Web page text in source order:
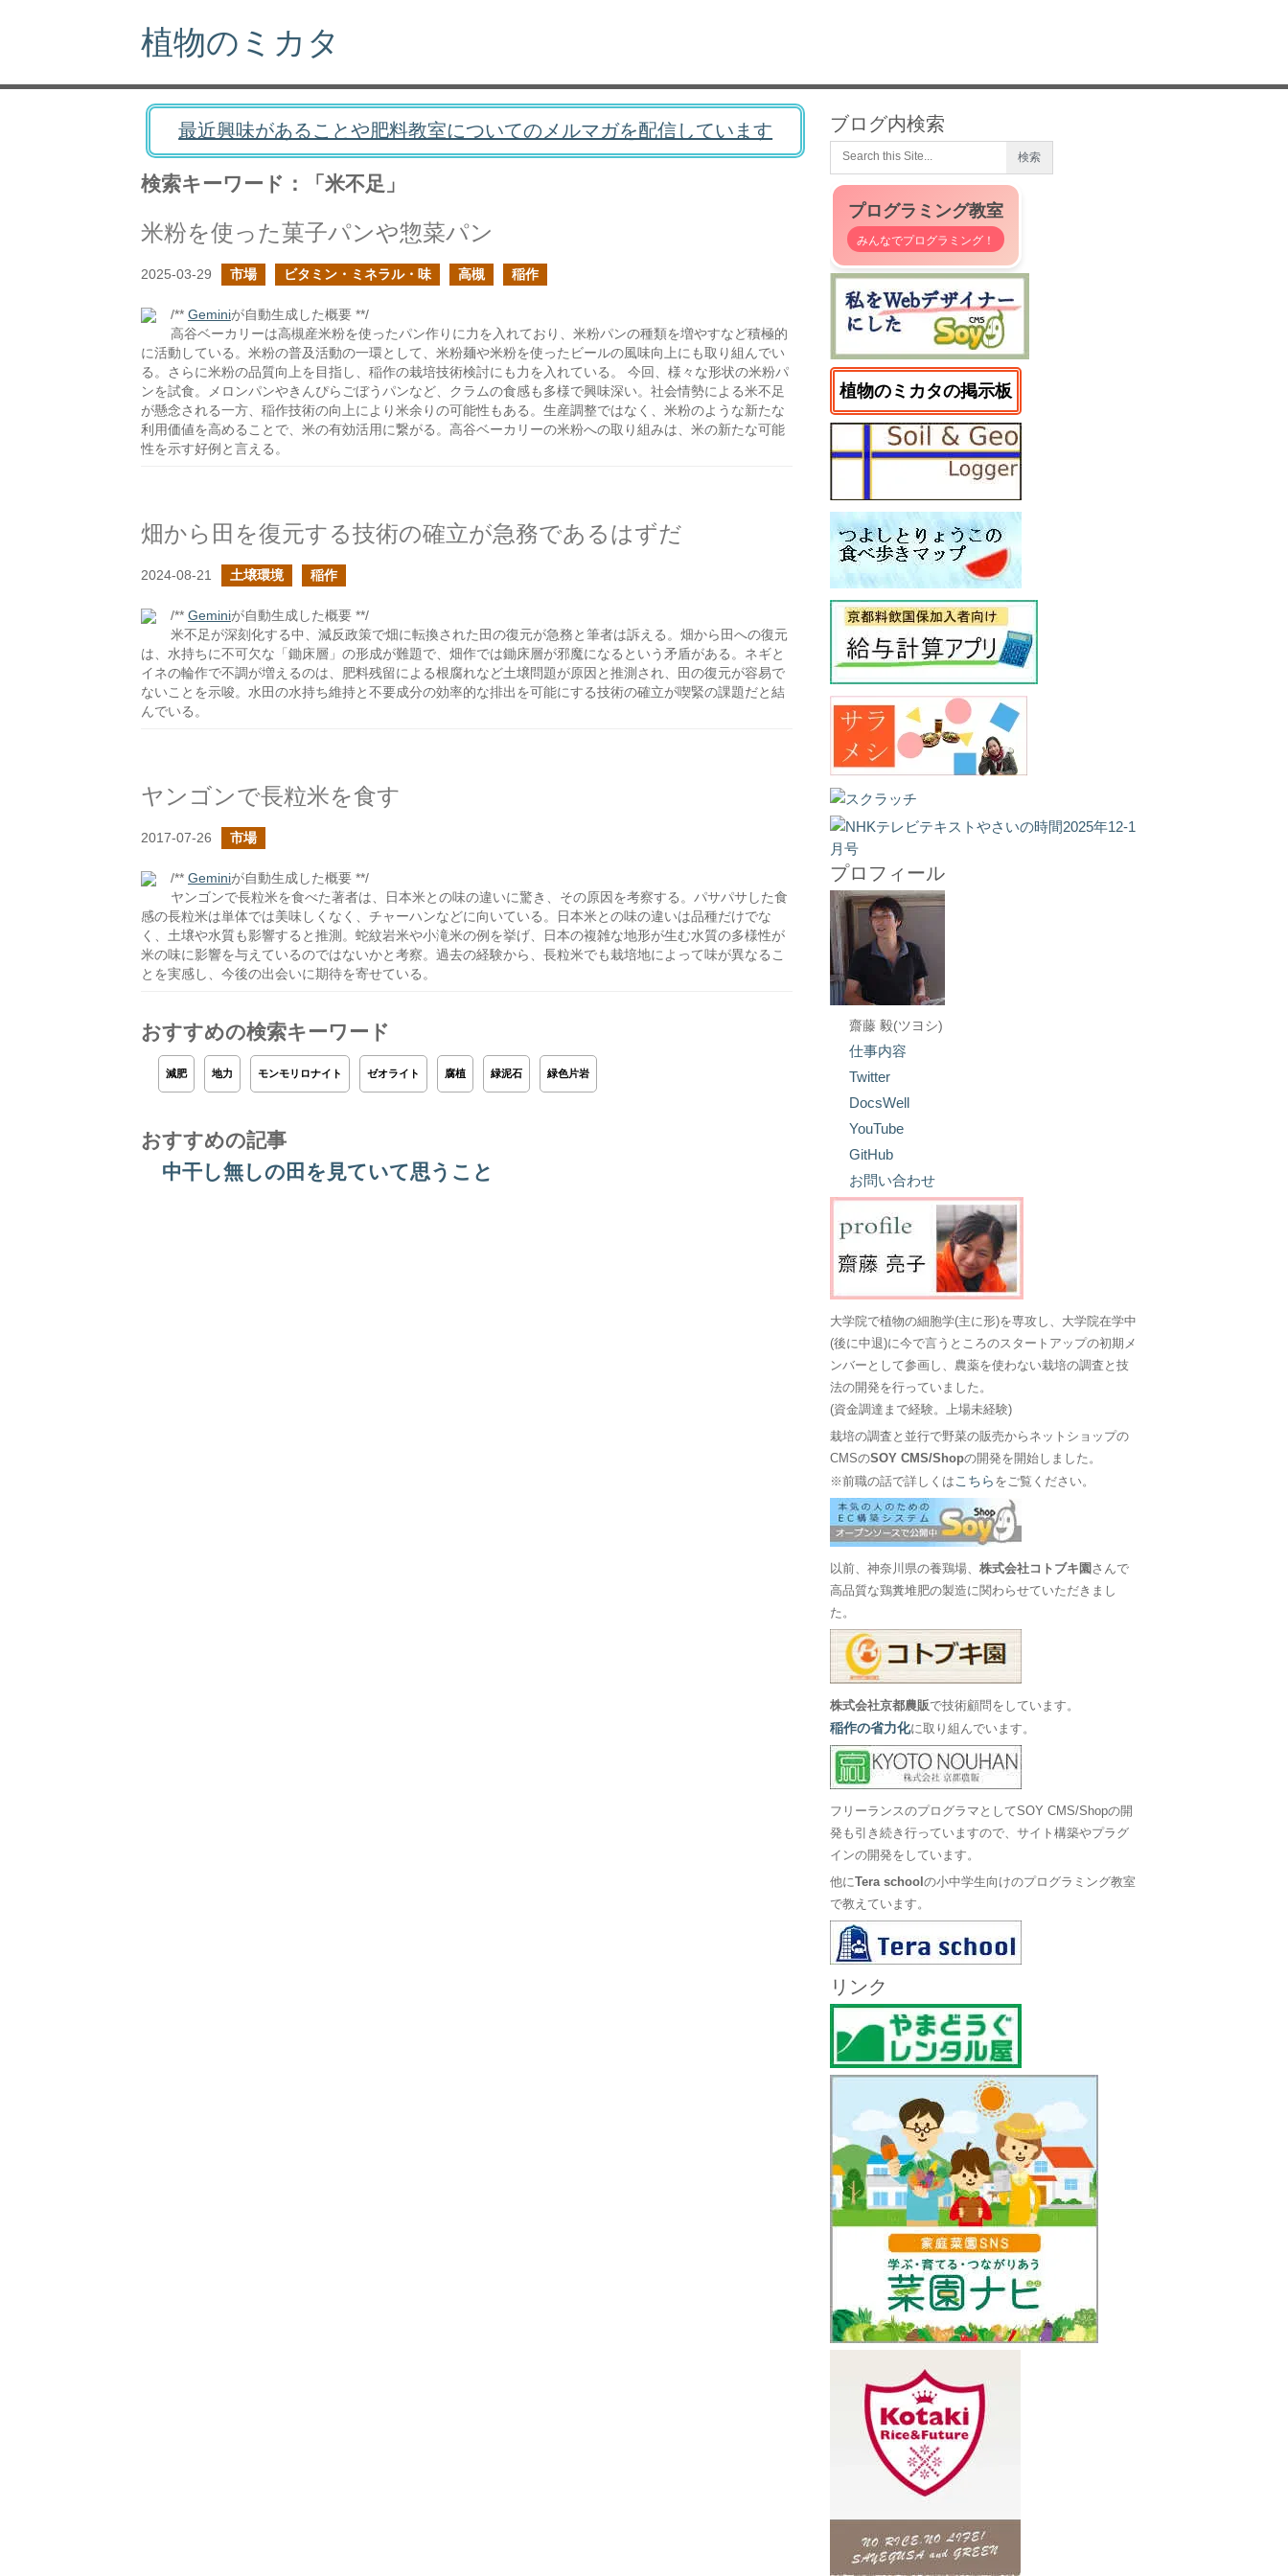
植物のミカタ
最近興味があることや肥料教室についてのメルマガを配信しています
検索キーワード：「米不足」
米粉を使った菓子パンや惣菜パン
2025-03-29 市場 ビタミン・ミネラル・味 高槻 稲作
/** Geminiが自動生成した概要 **/
高谷ベーカリーは高槻産米粉を使ったパン作りに力を入れており、米粉パンの種類を増やすなど積極的
に活動している。米粉の普及活動の一環として、米粉麺や米粉を使ったビールの風味向上にも取り組んでい
る。さらに米粉の品質向上を目指し、稲作の栽培技術検討にも力を入れている。 今回、様々な形状の米粉パ
ンを試食。メロンパンやきんぴらごぼうパンなど、クラムの食感も多様で興味深い。社会情勢による米不足
が懸念される一方、稲作技術の向上により米余りの可能性もある。生産調整ではなく、米粉のような新たな
利用価値を高めることで、米の有効活用に繋がる。高谷ベーカリーの米粉への取り組みは、米の新たな可能
性を示す好例と言える。
畑から田を復元する技術の確立が急務であるはずだ
2024-08-21 土壌環境 稲作
/** Geminiが自動生成した概要 **/
米不足が深刻化する中、減反政策で畑に転換された田の復元が急務と筆者は訴える。畑から田への復元
は、水持ちに不可欠な「鋤床層」の形成が難題で、畑作では鋤床層が邪魔になるという矛盾がある。ネギと
イネの輪作で不調が増えるのは、肥料残留による根腐れなど土壌問題が原因と推測され、田の復元が容易で
ないことを示唆。水田の水持ち維持と不要成分の効率的な排出を可能にする技術の確立が喫緊の課題だと結
んでいる。
ヤンゴンで長粒米を食す
2017-07-26 市場
/** Geminiが自動生成した概要 **/
ヤンゴンで長粒米を食べた著者は、日本米との味の違いに驚き、その原因を考察する。パサパサした食
感の長粒米は単体では美味しくなく、チャーハンなどに向いている。日本米との味の違いは品種だけでな
く、土壌や水質も影響すると推測。蛇紋岩米や小滝米の例を挙げ、日本の複雑な地形が生む水質の多様性が
米の味に影響を与えているのではないかと考察。過去の経験から、長粒米でも栽培地によって味が異なるこ
とを実感し、今後の出会いに期待を寄せている。
おすすめの検索キーワード
減肥 地力 モンモリロナイト ゼオライト 腐植 緑泥石 緑色片岩
おすすめの記事
中干し無しの田を見ていて思うこと
ブログ内検索
プログラミング教室
みんなでプログラミング！
植物のミカタの掲示板
プロフィール
齋藤 毅(ツヨシ)
仕事内容
Twitter
DocsWell
YouTube
GitHub
お問い合わせ
大学院で植物の細胞学(主に形)を専攻し、大学院在学中
(後に中退)に今で言うところのスタートアップの初期メ
ンバーとして参画し、農薬を使わない栽培の調査と技
法の開発を行っていました。
(資金調達まで経験。上場未経験)
栽培の調査と並行で野菜の販売からネットショップの
CMSのSOY CMS/Shopの開発を開始しました。
※前職の話で詳しくは こちら をご覧ください。
以前、神奈川県の養鶏場、株式会社コトブキ園 さんで
高品質な鶏糞堆肥の製造に関わらせていただきまし
た。
株式会社京都農販で技術顧問をしています。
稲作の省力化に取り組んでいます。
フリーランスのプログラマとしてSOY CMS/Shopの開
発も引き続き行っていますので、サイト構築やプラグ
インの開発をしています。
他にTera schoolの小中学生向けのプログラミング教室
で教えています。
リンク